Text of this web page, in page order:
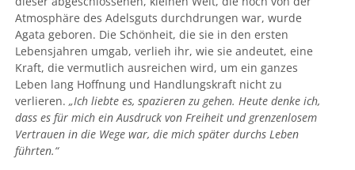
Atmosphäre des Adelsguts durchdrungen war, wurde
Agata geboren. Die Schönheit, die sie in den ersten
Lebensjahren umgab, verlieh ihr, wie sie andeutet, eine
Kraft, die vermutlich ausreichen wird, um ein ganzes
Leben lang Hoffnung und Handlungskraft nicht zu
verlieren. „Ich liebte es, spazieren zu gehen. Heute denke ich,
dass es für mich ein Ausdruck von Freiheit und grenzenlosem
Vertrauen in die Wege war, die mich später durchs Leben
führten.“